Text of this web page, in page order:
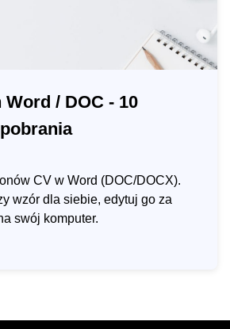
Word / DOC - 10
CV w Word (DOC/DOCX).
wzór dla siebie, edytuj go za
swój komputer.